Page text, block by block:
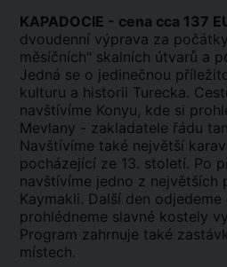
KAPADOCIE - cena cca 137
dvoudenní výprava za
měsíčních" skalních útvarů a
Jedná se o jedinečnou
kulturu a historii Turecka.
navštívíme Konyu, kde si
Mevlany - zakladatele řádu
Navštívíme také největší
pocházející ze 13. století. Po
navštívíme jedno z největších
Kaymakli. Další den
prohlédneme slavné kostely
Program zahrnuje také
místech.